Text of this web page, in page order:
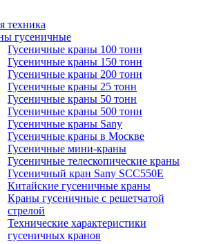
техника
гусеничные
Гусеничные краны 100 тонн
Гусеничные краны 150 тонн
Гусеничные краны 200 тонн
Гусеничные краны 25 тонн
Гусеничные краны 50 тонн
Гусеничные краны 500 тонн
Гусеничные краны Sany
Гусеничные краны в Москве
Гусеничные мини-краны
Гусеничные телескопические краны
Гусеничный кран Sany SCC550E
Китайские гусеничные краны
Краны гусеничные с решетчатой
стрелой
Технические характеристики
гусеничных кранов